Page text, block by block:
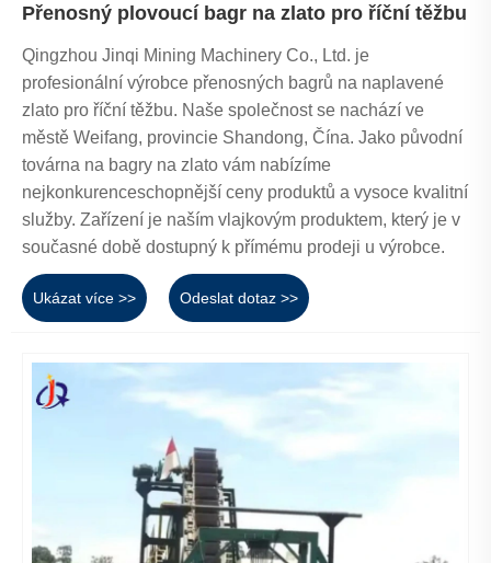
Přenosný plovoucí bagr na zlato pro říční těžbu
Qingzhou Jinqi Mining Machinery Co., Ltd. je
profesionální výrobce přenosných bagrů na naplavené
zlato pro říční těžbu. Naše společnost se nachází ve
městě Weifang, provincie Shandong, Čína. Jako původní
továrna na bagry na zlato vám nabízíme
nejkonkurenceschopnější ceny produktů a vysoce kvalitní
služby. Zařízení je naším vlajkovým produktem, který je v
současné době dostupný k přímému prodeji u výrobce.
Ukázat více >> Odeslat dotaz >>